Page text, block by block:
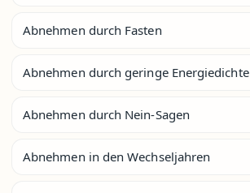
Abnehmen durch Fasten
Abnehmen durch geringe Energiedichte
Abnehmen durch Nein-Sagen
Abnehmen in den Wechseljahren